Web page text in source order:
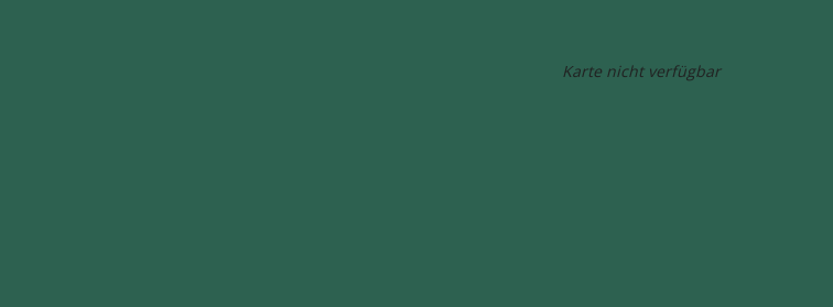
Karte nicht verfügbar